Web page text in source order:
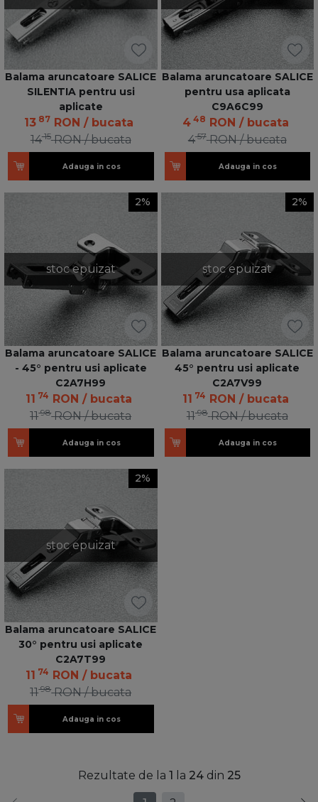
Balama aruncatoare SALICE
SILENTIA pentru usi
aplicate
13 87 RON / bucata
1415 RON / bucata
Adauga in cos
Balama aruncatoare SALICE
pentru usa aplicata
C9A6C99
4 48 RON / bucata
457 RON / bucata
Adauga in cos
stoc epuizat
2%
Balama aruncatoare SALICE
- 45° pentru usi aplicate
C2A7H99
11 74 RON / bucata
1198 RON / bucata
Adauga in cos
stoc epuizat
2%
Balama aruncatoare SALICE
45° pentru usi aplicate
C2A7V99
11 74 RON / bucata
1198 RON / bucata
Adauga in cos
stoc epuizat
2%
Balama aruncatoare SALICE
30° pentru usi aplicate
C2A7T99
11 74 RON / bucata
1198 RON / bucata
Adauga in cos
Rezultate de la 1 la 24din 25